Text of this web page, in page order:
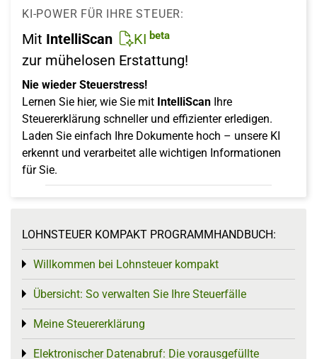
KI-POWER FÜR IHRE STEUER:
Mit IntelliScan KI beta
zur mühelosen Erstattung!
Nie wieder Steuerstress!
Lernen Sie hier, wie Sie mit IntelliScan Ihre
Steuererklärung schneller und effizienter erledigen.
Laden Sie einfach Ihre Dokumente hoch – unsere KI
erkennt und verarbeitet alle wichtigen Informationen
für Sie.
LOHNSTEUER KOMPAKT PROGRAMMHANDBUCH:
Willkommen bei Lohnsteuer kompakt
Toggle menu
Übersicht: So verwalten Sie Ihre Steuerfälle
Toggle menu
Meine Steuererklärung
Toggle menu
Elektronischer Datenabruf: Die vorausgefüllte
Toggle menu